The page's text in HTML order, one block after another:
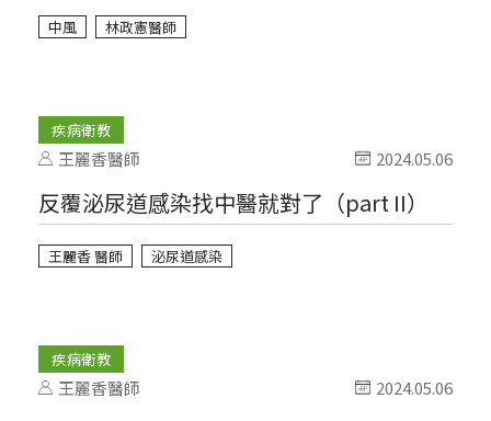
中風 林政憲醫師
疾病衛教
王麗香醫師 2024.05.06
反覆泌尿道感染找中醫就對了（part II）
王麗香 醫師 泌尿道感染
疾病衛教
王麗香醫師 2024.05.06